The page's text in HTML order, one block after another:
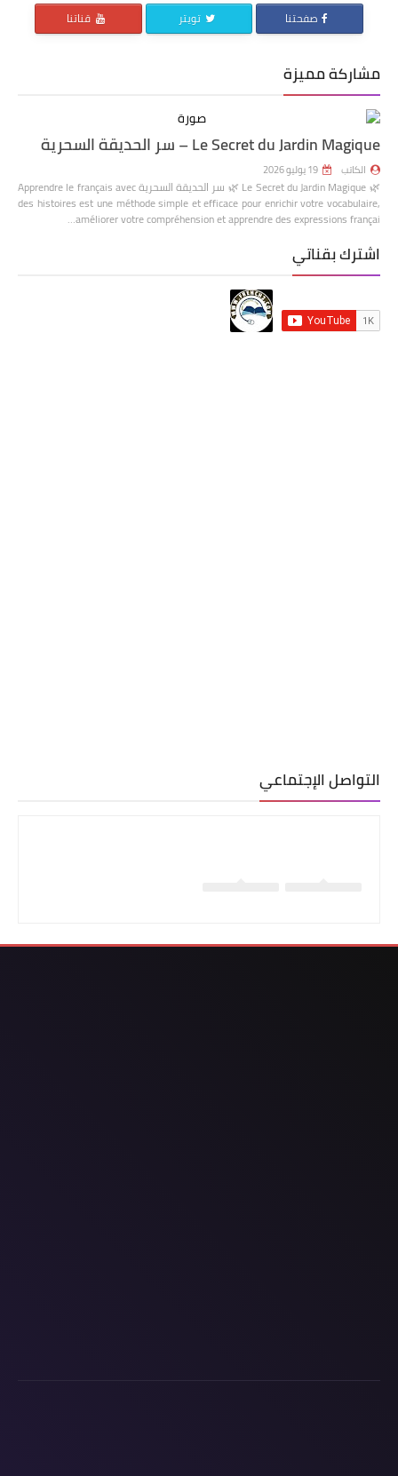
صفحتنا تويتر قناتنا
مشاركة مميزة
Le Secret du Jardin Magique – سر الحديقة السحرية
الكاتب 19 يوليو 2026
🌿 Le Secret du Jardin Magique 🌿 سر الحديقة السحرية Apprendre le français avec
des histoires est une méthode simple et efficace pour enrichir votre vocabulaire,
améliorer votre compréhension et apprendre des expressions françai…
اشترك بقناتي
التواصل الإجتماعي